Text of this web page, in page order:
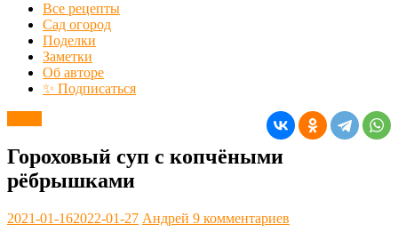
Все рецепты
Сад огород
Поделки
Заметки
Об авторе
✨ Подписаться
Гороховый суп с копчёными
рёбрышками
2021-01-162022-01-27 Андрей 9 комментариев